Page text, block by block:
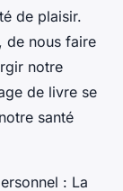
de plaisir.
de nous faire
notre
de livre se
santé
: La